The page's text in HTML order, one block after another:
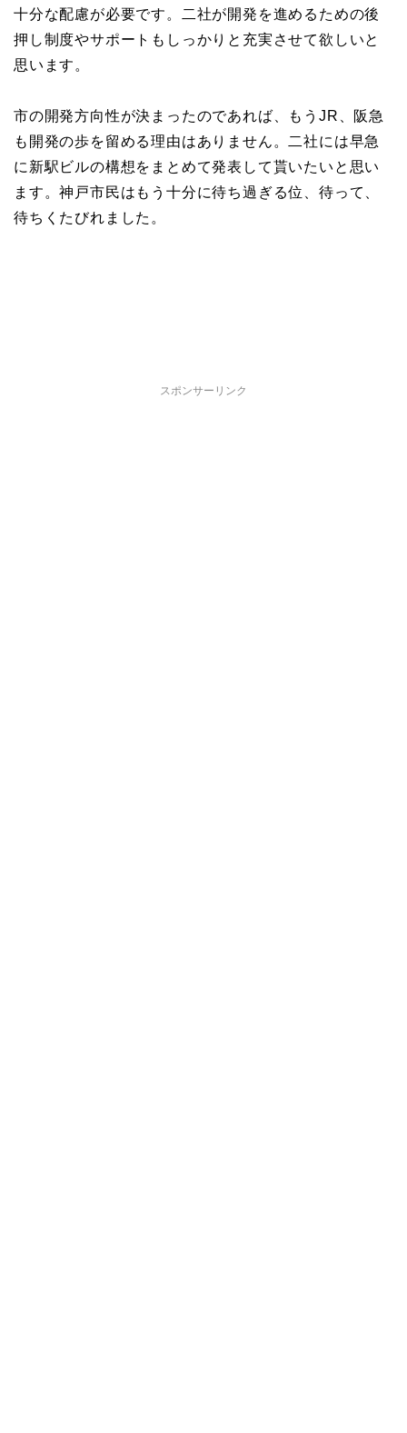
十分な配慮が必要です。二社が開発を進めるための後
押し制度やサポートもしっかりと充実させて欲しいと
思います。
市の開発方向性が決まったのであれば、もうJR、阪急
も開発の歩を留める理由はありません。二社には早急
に新駅ビルの構想をまとめて発表して貰いたいと思い
ます。神戸市民はもう十分に待ち過ぎる位、待って、
待ちくたびれました。
スポンサーリンク